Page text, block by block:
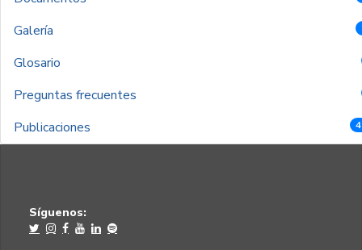
Galería
Glosario
Preguntas frecuentes
Publicaciones
Síguenos: